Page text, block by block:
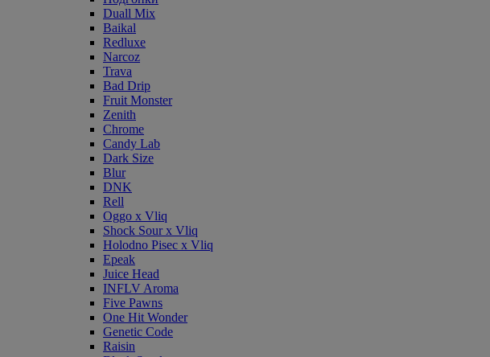
Duall Mix
Baikal
Redluxe
Narcoz
Trava
Bad Drip
Fruit Monster
Zenith
Chrome
Candy Lab
Dark Size
Blur
DNK
Rell
Oggo x Vliq
Shock Sour x Vliq
Holodno Pisec x Vliq
Epeak
Juice Head
INFLV Aroma
Five Pawns
One Hit Wonder
Genetic Code
Raisin